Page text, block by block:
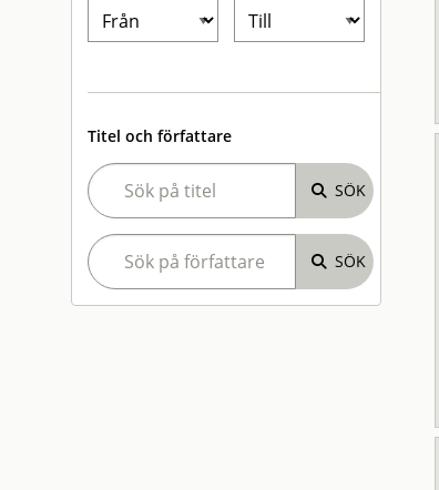
Titel och författare